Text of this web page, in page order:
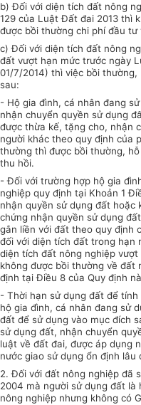
b) Đối với diện tích đất nông
129 của Luật Đất đai 2013 thì
được bồi thường chi phí đầu tư
c) Đối với diện tích đất nông
đất vượt hạn mức trước ngày
01/7/2014) thì việc bồi
sau:
- Hộ gia đình, cá nhân đang
nhận chuyển quyền sử dụng
được thừa kế, tặng cho, nhận
người khác theo quy định của
thường thì được bồi thường,
thu hồi.
- Đối với trường hợp hộ gia
nghiệp quy định tại Khoản 1
nhận quyền sử dụng đất hoặc
chứng nhận quyền sử dụng
gắn liền với đất theo quy định
đối với diện tích đất trong hạn
diện tích đất nông nghiệp vượt
không được bồi thường về đất
định tại Điều 8 của Quy định
- Thời hạn sử dụng đất để
hộ gia đình, cá nhân đang sử
đất để sử dụng vào mục đích
sử dụng đất, nhận chuyển
luật về đất đai, được áp dụng
nước giao sử dụng ổn định lâu
2. Đối với đất nông nghiệp đã
2004 mà người sử dụng đất là
nông nghiệp nhưng không có